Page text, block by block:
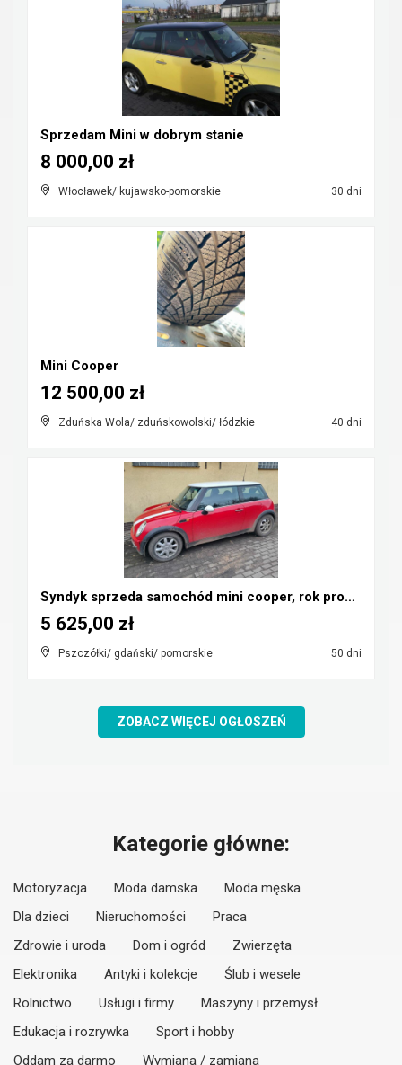
Sprzedam Mini w dobrym stanie
Włocławek/ kujawsko-pomorskie 30 dni
8 000,00 zł
Mini Cooper
Zduńska Wola/ zduńskowolski/ łódzkie 40 dni
12 500,00 zł
Syndyk sprzeda samochód mini cooper, rok prod. 200...
Pszczółki/ gdański/ pomorskie 50 dni
5 625,00 zł
ZOBACZ WIĘCEJ OGŁOSZEŃ
Kategorie główne:
Motoryzacja Moda damska
Moda męska
Dla dzieci
Nieruchomości
Praca
Zdrowie i uroda
Dom i ogród
Zwierzęta
Elektronika
Antyki i kolekcje
Ślub i wesele
Rolnictwo
Usługi i firmy
Maszyny i przemysł
Edukacja i rozrywka
Sport i hobby
Oddam za darmo
Wymiana / zamiana